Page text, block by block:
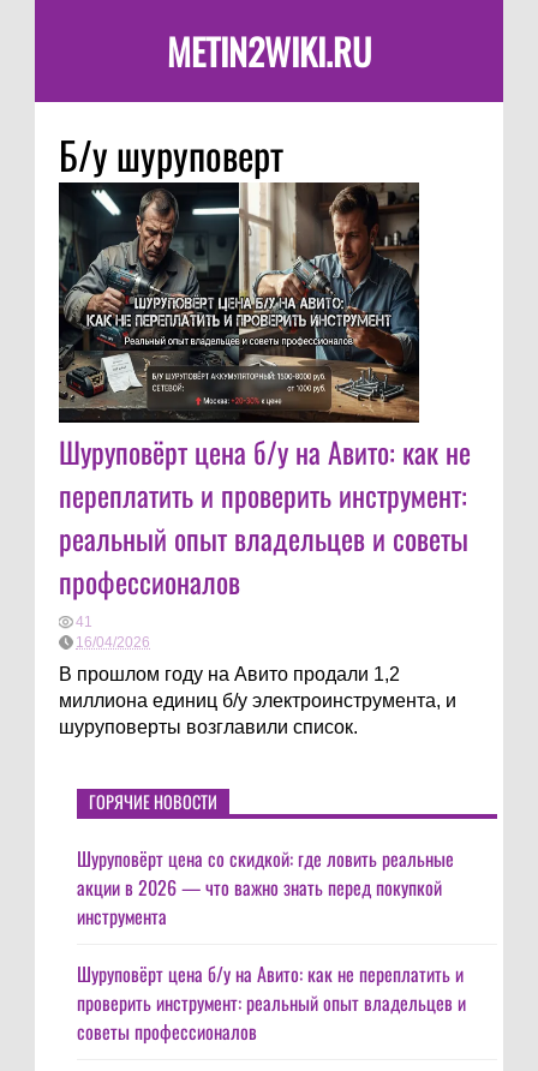
METIN2WIKI.RU
Б/у шуруповерт
Шуруповёрт цена б/у на Авито: как не
переплатить и проверить инструмент:
реальный опыт владельцев и советы
профессионалов
41
16/04/2026
В прошлом году на Авито продали 1,2
миллиона единиц б/у электроинструмента, и
шуруповерты возглавили список.
ГОРЯЧИЕ НОВОСТИ
Шуруповёрт цена со скидкой: где ловить реальные
акции в 2026 — что важно знать перед покупкой
инструмента
Шуруповёрт цена б/у на Авито: как не переплатить и
проверить инструмент: реальный опыт владельцев и
советы профессионалов